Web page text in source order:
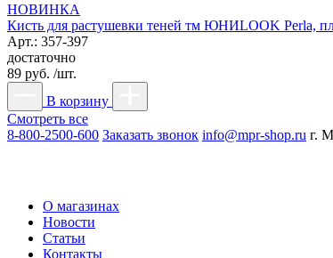
НОВИНКА
Кисть для растушевки теней тм ЮНИLOOK Perla,
Арт.: 357-397
достаточно
89 руб. /шт.
В корзину
Смотреть все
8-800-2500-600 Заказать звонок info@mpr-shop.ru г.
О магазинах
Новости
Статьи
Контакты